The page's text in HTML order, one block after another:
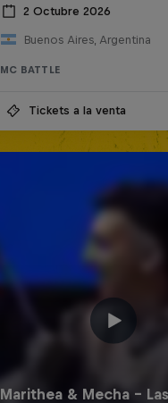
2 Octubre 2026
Buenos Aires, Argentina
MC BATTLE
Tickets a la venta